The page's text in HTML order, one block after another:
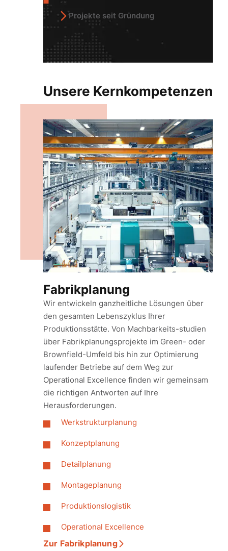
Projekte seit Gründung
Unsere Kernkompetenzen
Fabrikplanung
Wir entwickeln ganzheitliche Lösungen über
den gesamten Lebenszyklus Ihrer
Produktionsstätte. Von Machbarkeits-studien
über Fabrikplanungsprojekte im Green- oder
Brownfield-Umfeld bis hin zur Optimierung
laufender Betriebe auf dem Weg zur
Operational Excellence finden wir gemeinsam
die richtigen Antworten auf Ihre
Herausforderungen.
Werkstrukturplanung
Konzeptplanung
Detailplanung
Montageplanung
Produktionslogistik
Operational Excellence
Zur Fabrikplanung